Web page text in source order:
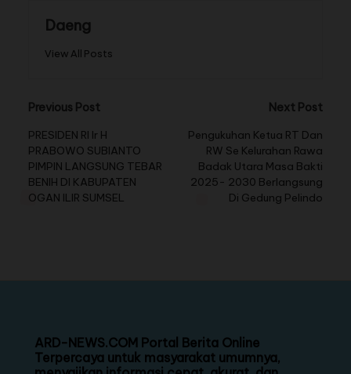
Daeng
View All Posts
Previous Post
PRESIDEN RI Ir H
PRABOWO SUBIANTO
PIMPIN LANGSUNG TEBAR
BENIH DI KABUPATEN
OGAN ILIR SUMSEL
Next Post
Pengukuhan Ketua RT Dan
RW Se Kelurahan Rawa
Badak Utara Masa Bakti
2025- 2030 Berlangsung
Di Gedung Pelindo
ARD-NEWS.COM Portal Berita Online
Terpercaya untuk masyarakat umumnya,